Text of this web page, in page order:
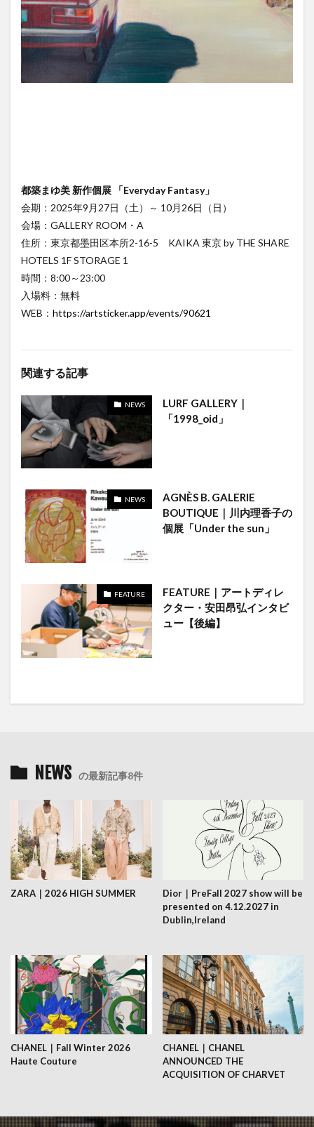
都築まゆ美 新作個展 「Everyday Fantasy」
会期：2025年9月27日（土）～ 10月26日（日）
会場：GALLERY ROOM・A
住所：東京都墨田区本所2-16-5 KAIKA 東京 by THE SHARE
HOTELS 1F STORAGE 1
時間：8:00～23:00
入場料：無料
WEB： https://artsticker.app/events/90621
関連する記事
NEWS
LURF GALLERY｜
「1998_oid」
NEWS
AGNÈS B. GALERIE
BOUTIQUE｜川内理香子の
個展「Under the sun」
FEATURE
FEATURE｜アートディレ
クター・安田昂弘インタビ
ュー【後編】
NEWS の最新記事8件
ZARA｜2026 HIGH SUMMER
Dior｜PreFall 2027 show will be
presented on 4.12.2027 in
Dublin,Ireland
CHANEL｜Fall Winter 2026
Haute Couture
CHANEL｜CHANEL
ANNOUNCED THE
ACQUISITION OF CHARVET